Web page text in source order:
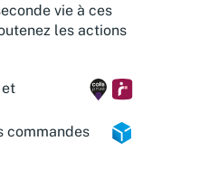
vie à ces
les actions
et
commandes